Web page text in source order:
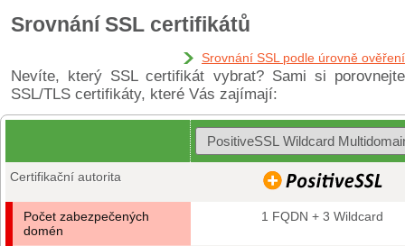
Srovnání SSL certifikátů
Srovnání SSL podle úrovně ověření
Nevíte, který SSL certifikát vybrat? Sami si porovnejte
SSL/TLS certifikáty, které Vás zajímají:
Certifikační autorita
Počet zabezpečených
domén
1 FQDN + 3 Wildcard